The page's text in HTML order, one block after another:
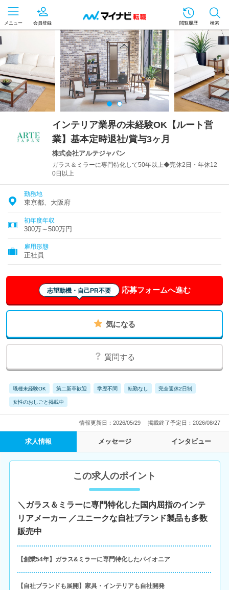
メニュー 会員登録 閲覧履歴 検索
インテリア業界の未経験OK【ルート営
業】基本定時退社/賞与3ヶ月
株式会社アルテジャパン
ガラス＆ミラーに専門特化して50年以上◆完休2日・年休12
0日以上
勤務地
東京都、大阪府
初年度年収
300万～500万円
雇用形態
正社員
志望動機・自己PR不要 応募フォームへ進む
気になる
質問する
職種未経験OK 第二新卒歓迎 学歴不問 転勤なし 完全週休2日制
女性のおしごと掲載中
情報更新日：2026/05/29 掲載終了予定日：2026/08/27
求人情報 メッセージ インタビュー
この求人のポイント
＼ガラス＆ミラーに専門特化した国内屈指のインテ
リアメーカー ／ユニークな自社ブランド製品も多数
販売中
【創業54年】ガラス&ミラーに専門特化したパイオニア
【自社ブランドも展開】家具・インテリアも自社開発